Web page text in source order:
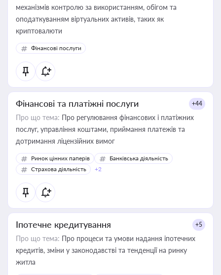
механізмів контролю за використанням, обігом та
оподаткуванням віртуальних активів, таких як
криптовалюти
Фінансові послуги
Фінансові та платіжні послуги +44
Про що тема: Про регулювання фінансових і платіжних
послуг, управління коштами, приймання платежів та
дотримання ліцензійних вимог
Ринок цінних паперів
Банківська діяльність
Страхова діяльність
+2
Іпотечне кредитування +5
Про що тема: Про процеси та умови надання іпотечних
кредитів, зміни у законодавстві та тенденції на ринку
житла